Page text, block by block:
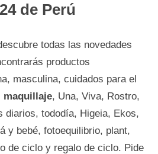
de Perú
todas las novedades
productos
masculina, cuidados para el
maquillaje, Una, Viva, Rostro,
diarios, tododía, Higeia, Ekos,
y bebé, fotoequilibrio, plant,
de ciclo y regalo de ciclo. Pide